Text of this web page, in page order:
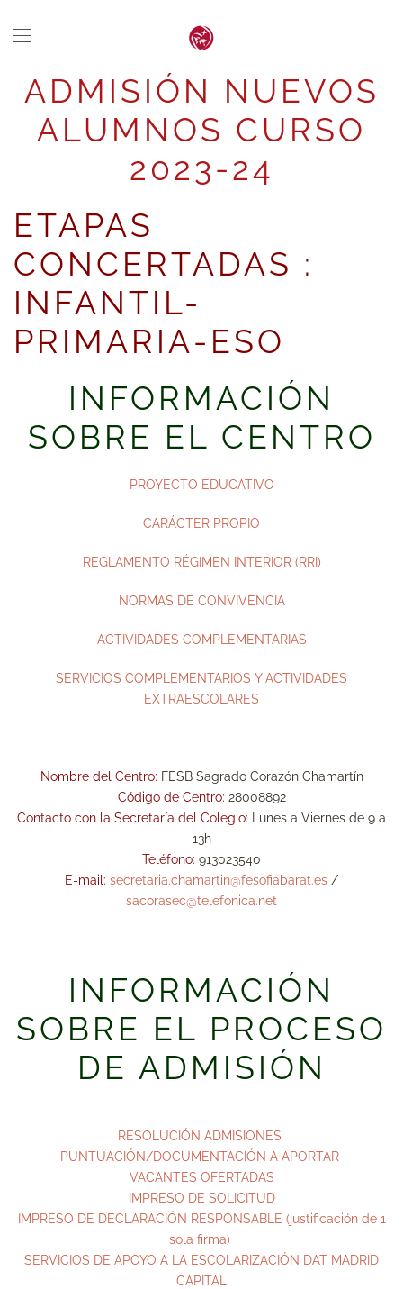
ADMISIÓN NUEVOS
ALUMNOS CURSO
2023-24
ETAPAS
CONCERTADAS :
INFANTIL-
PRIMARIA-ESO
INFORMACIÓN
SOBRE EL CENTRO
PROYECTO EDUCATIVO
CARÁCTER PROPIO
REGLAMENTO RÉGIMEN INTERIOR (RRI)
NORMAS DE CONVIVENCIA
ACTIVIDADES COMPLEMENTARIAS
SERVICIOS COMPLEMENTARIOS Y ACTIVIDADES
EXTRAESCOLARES
Nombre del Centro: FESB Sagrado Corazón Chamartín
Código de Centro: 28008892
Contacto con la Secretaría del Colegio: Lunes a Viernes de 9 a
13h
Teléfono: 913023540
E-mail: secretaria.chamartin@fesofiabarat.es /
sacorasec@telefonica.net
INFORMACIÓN
SOBRE EL PROCESO
DE ADMISIÓN
RESOLUCIÓN ADMISIONES
PUNTUACIÓN/DOCUMENTACIÓN A APORTAR
VACANTES OFERTADAS
IMPRESO DE SOLICITUD
IMPRESO DE DECLARACIÓN RESPONSABLE (justificación de 1
sola firma)
SERVICIOS DE APOYO A LA ESCOLARIZACIÓN DAT MADRID
CAPITAL